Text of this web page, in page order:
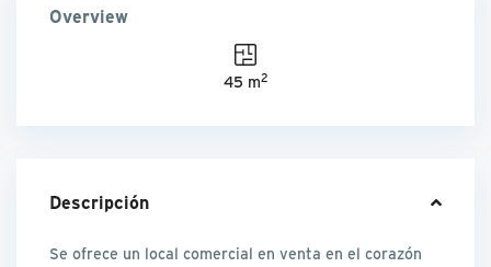
Overview
45 m2
Descripción
Se ofrece un local comercial en venta en el corazón